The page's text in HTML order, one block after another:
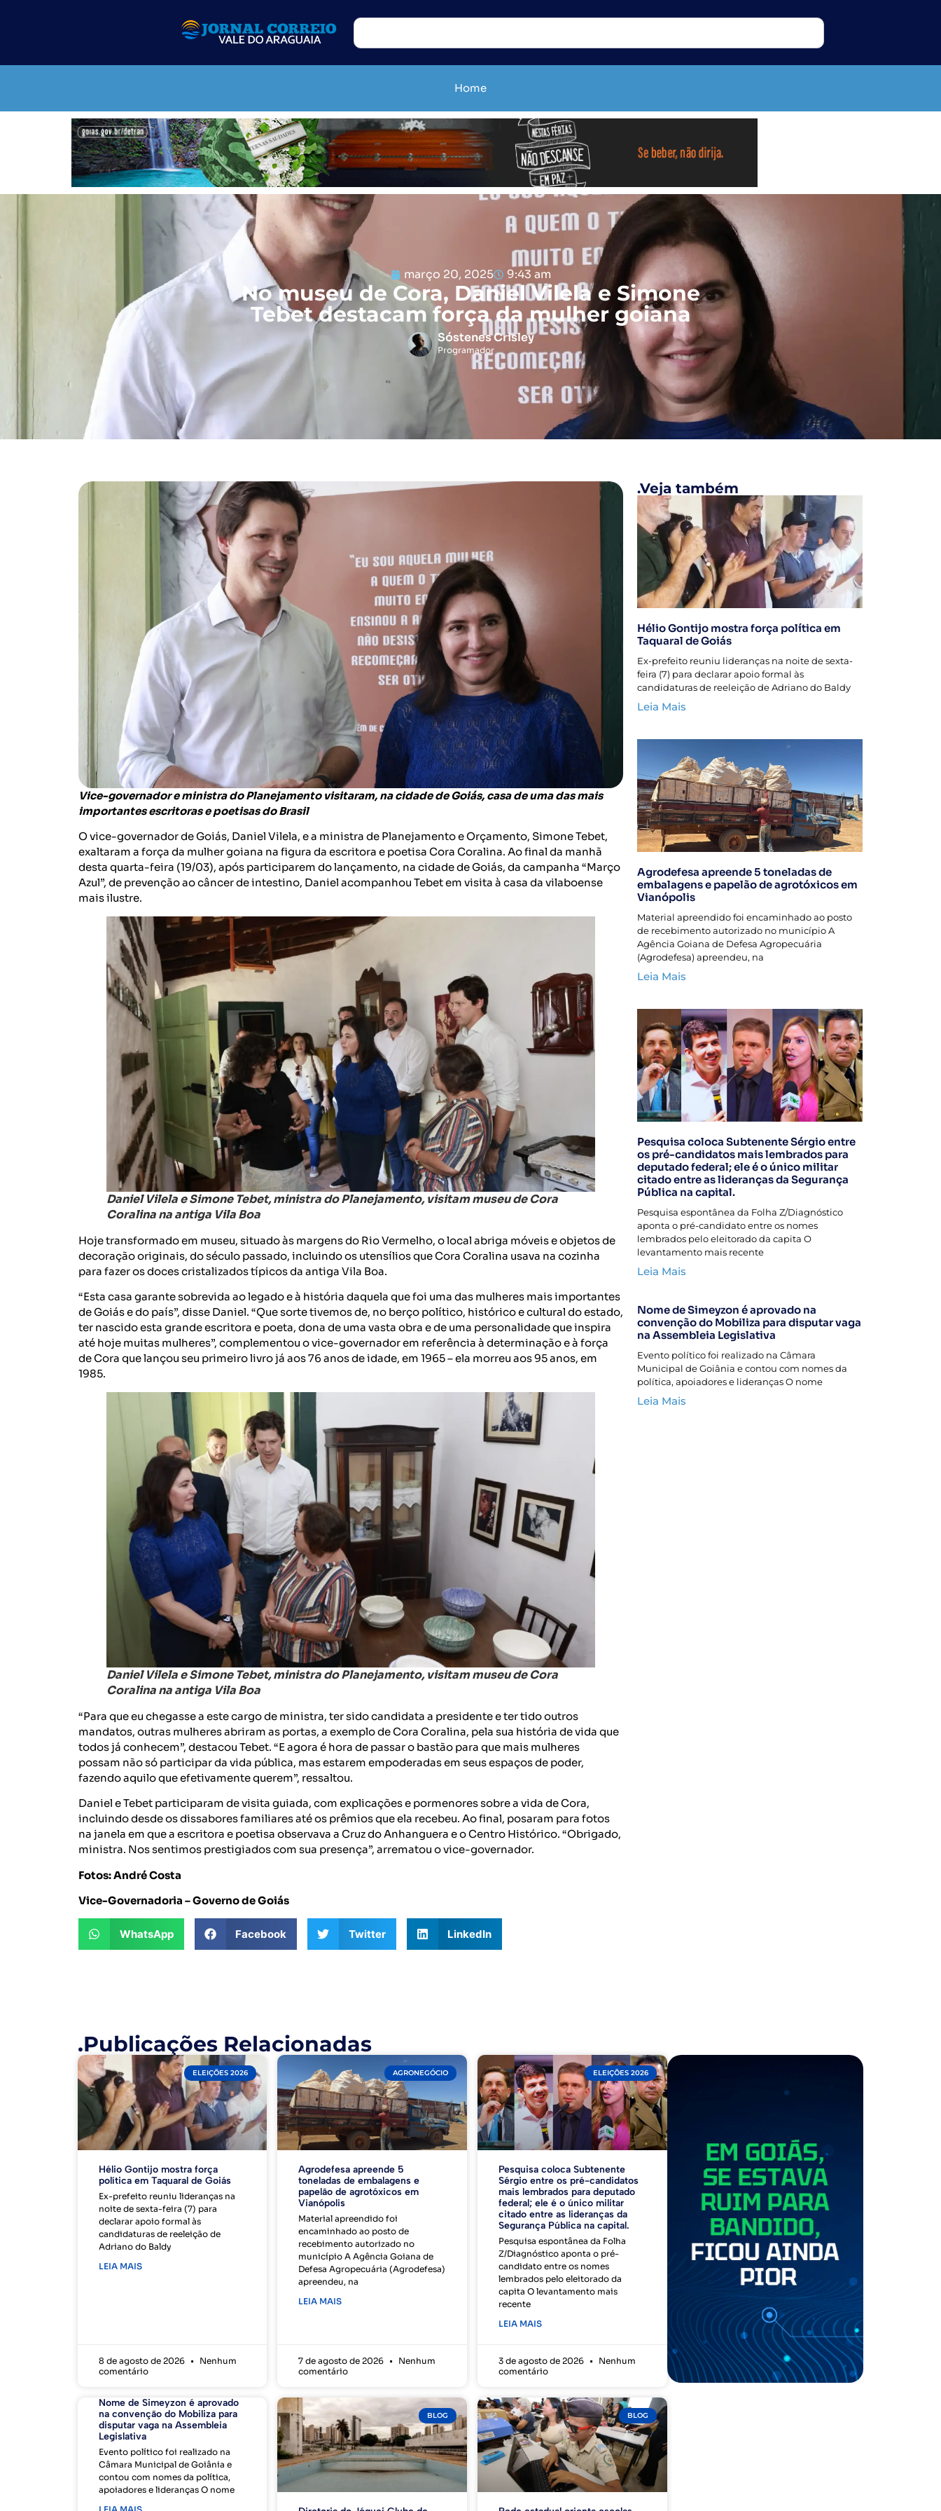
Home
março 20, 2025 9:43 am
No museu de Cora, Daniel Vilela e Simone
Tebet destacam força da mulher goiana
Sóstenes Crisley
Programador
Vice-governador e ministra do Planejamento visitaram, na cidade de Goiás, casa de uma das mais
importantes escritoras e poetisas do Brasil
O vice-governador de Goiás, Daniel Vilela, e a ministra de Planejamento e Orçamento, Simone Tebet,
exaltaram a força da mulher goiana na figura da escritora e poetisa Cora Coralina. Ao final da manhã
desta quarta-feira (19/03), após participarem do lançamento, na cidade de Goiás, da campanha “Março
Azul”, de prevenção ao câncer de intestino, Daniel acompanhou Tebet em visita à casa da vilaboense
mais ilustre.
Daniel Vilela e Simone Tebet, ministra do Planejamento, visitam museu de Cora
Coralina na antiga Vila Boa
Hoje transformado em museu, situado às margens do Rio Vermelho, o local abriga móveis e objetos de
decoração originais, do século passado, incluindo os utensílios que Cora Coralina usava na cozinha
para fazer os doces cristalizados típicos da antiga Vila Boa.
“Esta casa garante sobrevida ao legado e à história daquela que foi uma das mulheres mais importantes
de Goiás e do país”, disse Daniel. “Que sorte tivemos de, no berço político, histórico e cultural do estado,
ter nascido esta grande escritora e poeta, dona de uma vasta obra e de uma personalidade que inspira
até hoje muitas mulheres”, complementou o vice-governador em referência à determinação e à força
de Cora que lançou seu primeiro livro já aos 76 anos de idade, em 1965 – ela morreu aos 95 anos, em
1985.
Daniel Vilela e Simone Tebet, ministra do Planejamento, visitam museu de Cora
Coralina na antiga Vila Boa
“Para que eu chegasse a este cargo de ministra, ter sido candidata a presidente e ter tido outros
mandatos, outras mulheres abriram as portas, a exemplo de Cora Coralina, pela sua história de vida que
todos já conhecem”, destacou Tebet. “E agora é hora de passar o bastão para que mais mulheres
possam não só participar da vida pública, mas estarem empoderadas em seus espaços de poder,
fazendo aquilo que efetivamente querem”, ressaltou.
Daniel e Tebet participaram de visita guiada, com explicações e pormenores sobre a vida de Cora,
incluindo desde os dissabores familiares até os prêmios que ela recebeu. Ao final, posaram para fotos
na janela em que a escritora e poetisa observava a Cruz do Anhanguera e o Centro Histórico. “Obrigado,
ministra. Nos sentimos prestigiados com sua presença”, arrematou o vice-governador.
Fotos: André Costa
Vice-Governadoria – Governo de Goiás
WhatsApp Facebook Twitter LinkedIn
.Veja também
Hélio Gontijo mostra força política em
Taquaral de Goiás
Ex-prefeito reuniu lideranças na noite de sexta-
feira (7) para declarar apoio formal às
candidaturas de reeleição de Adriano do Baldy
Leia Mais
Agrodefesa apreende 5 toneladas de
embalagens e papelão de agrotóxicos em
Vianópolis
Material apreendido foi encaminhado ao posto
de recebimento autorizado no município A
Agência Goiana de Defesa Agropecuária
(Agrodefesa) apreendeu, na
Leia Mais
Pesquisa coloca Subtenente Sérgio entre
os pré-candidatos mais lembrados para
deputado federal; ele é o único militar
citado entre as lideranças da Segurança
Pública na capital.
Pesquisa espontânea da Folha Z/Diagnóstico
aponta o pré-candidato entre os nomes
lembrados pelo eleitorado da capita O
levantamento mais recente
Leia Mais
Nome de Simeyzon é aprovado na
convenção do Mobiliza para disputar vaga
na Assembleia Legislativa
Evento político foi realizado na Câmara
Municipal de Goiânia e contou com nomes da
política, apoiadores e lideranças O nome
Leia Mais
.Publicações Relacionadas
ELEIÇÕES 2026
Hélio Gontijo mostra força
política em Taquaral de Goiás
Ex-prefeito reuniu lideranças na
noite de sexta-feira (7) para
declarar apoio formal às
candidaturas de reeleição de
Adriano do Baldy
LEIA MAIS
8 de agosto de 2026
Nenhum
comentário
AGRONEGÓCIO
Agrodefesa apreende 5
toneladas de embalagens e
papelão de agrotóxicos em
Vianópolis
Material apreendido foi
encaminhado ao posto de
recebimento autorizado no
município A Agência Goiana de
Defesa Agropecuária (Agrodefesa)
apreendeu, na
LEIA MAIS
7 de agosto de 2026
Nenhum
comentário
ELEIÇÕES 2026
Pesquisa coloca Subtenente
Sérgio entre os pré-candidatos
mais lembrados para deputado
federal; ele é o único militar
citado entre as lideranças da
Segurança Pública na capital.
Pesquisa espontânea da Folha
Z/Diagnóstico aponta o pré-
candidato entre os nomes
lembrados pelo eleitorado da
capita O levantamento mais
recente
LEIA MAIS
3 de agosto de 2026
Nenhum
comentário
Nome de Simeyzon é aprovado
na convenção do Mobiliza para
disputar vaga na Assembleia
Legislativa
Evento político foi realizado na
Câmara Municipal de Goiânia e
contou com nomes da política,
apoiadores e lideranças O nome
BLOG BLOG